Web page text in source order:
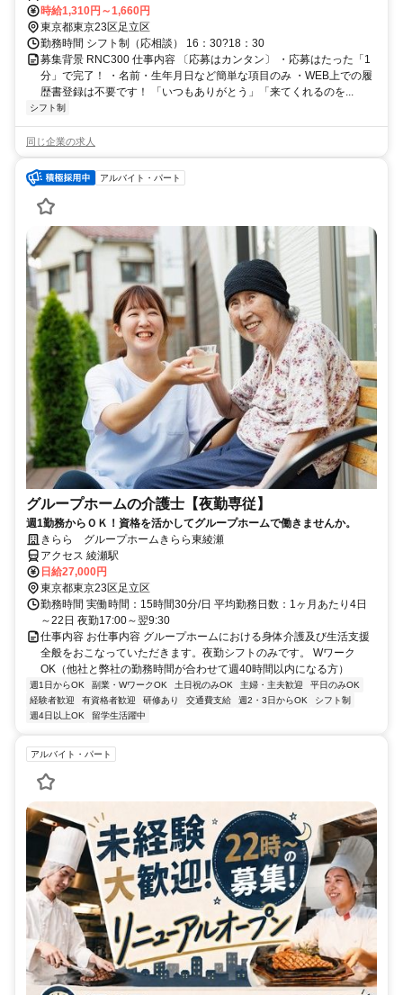
り駅】 ・つくばエクスプレス「青井駅」
時給1,310円～1,660円
東京都東京23区足立区
勤務時間 シフト制（応相談） 16：30?18：30
募集背景 RNC300 仕事内容 〔応募はカンタン〕 ・応募はたった「1
分」で完了！ ・名前・生年月日など簡単な項目のみ ・WEB上での履
歴書登録は不要です！ 「いつもありがとう」「来てくれるのを...
シフト制
同じ企業の求人
アルバイト・パート
グループホームの介護士【夜勤専従】
週1勤務からＯＫ！資格を活かしてグループホームで働きませんか。
きらら グループホームきらら東綾瀬
アクセス 綾瀬駅
日給27,000円
東京都東京23区足立区
勤務時間 実働時間：15時間30分/日 平均勤務日数：1ヶ月あたり4日
～22日 夜勤17:00～翌9:30
仕事内容 お仕事内容 グループホームにおける身体介護及び生活支援
全般をおこなっていただきます。夜勤シフトのみです。 Wワーク
OK（他社と弊社の勤務時間が合わせて週40時間以内になる方）
週1日からOK 副業・WワークOK 土日祝のみOK 主婦・主夫歓迎
平日のみOK
経験者歓迎
有資格者歓迎 研修あり 交通費支給 週2・3日からOK
シフト制
週4日以上OK
留学生活躍中
アルバイト・パート